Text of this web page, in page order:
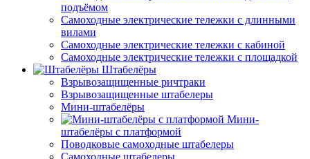
подъёмом
Самоходные электрические тележки с длинными
вилами
Самоходные электрические тележки с кабиной
Самоходные электрические тележки с площадкой
Штабелёры
Взрывозащищенные ричтраки
Взрывозащищенные штабелеры
Мини-штабелёры
Мини-
штабелёры с платформой
Поводковые самоходные штабелеры